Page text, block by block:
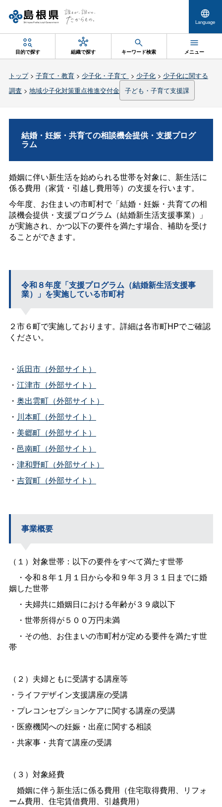
Language
目的で探す 組織で探す キーワード検索 メニュー
トップ> 子育て・教育> 少子化・子育て > 少子化> 少子化に関する
調査 > 地域少子化対策重点推進交付金 子ども・子育て支援課
結婚・妊娠・共育ての相談機会提供・支援プログ
ラム
婚姻に伴い新生活を始められる世帯を対象に、新生活に
係る費用（家賃・引越し費用等）の支援を行います。
今年度、お住まいの市町村で「結婚・妊娠・共育ての相
談機会提供・支援プログラム（結婚新生活支援事業）」
が実施され、かつ以下の要件を満たす場合、補助を受け
ることができます。
令和８年度「支援プログラム（結婚新生活支援事
業）」を実施している市町村
２市６町で実施しております。詳細は各市町HPでご確認
ください。
・ 浜田市（外部サイト）
・ 江津市（外部サイト）
・ 奥出雲町（外部サイト）
・ 川本町（外部サイト）
・ 美郷町（外部サイト）
・ 邑南町（外部サイト）
・ 津和野町（外部サイト）
・ 吉賀町（外部サイト）
事業概要
（１）対象世帯：以下の要件をすべて満たす世帯
・令和８年１月１日から令和９年３月３１日までに婚
姻した世帯
・夫婦共に婚姻日における年齢が３９歳以下
・世帯所得が５００万円未満
・その他、お住まいの市町村が定める要件を満たす世
帯
（２）夫婦ともに受講する講座等
・ライフデザイン支援講座の受講
・プレコンセプションケアに関する講座の受講
・医療機関への妊娠・出産に関する相談
・共家事・共育て講座の受講
（３）対象経費
婚姻に伴う新生活に係る費用（住宅取得費用、リフォ
ーム費用、住宅賃借費用、引越費用）